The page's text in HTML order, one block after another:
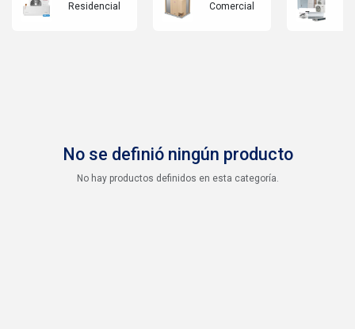
Residencial Comercial
No se definió ningún producto
No hay productos definidos en esta categoría.